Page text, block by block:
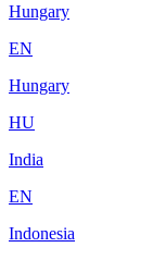
Hungary
EN
Hungary
HU
India
EN
Indonesia